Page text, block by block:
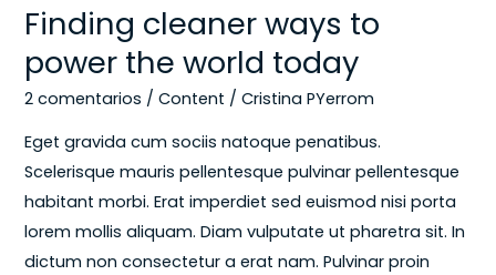
Finding cleaner ways to
power the world today
2 comentarios /Content /Cristina PYerrom
Eget gravida cum sociis natoque penatibus.
Scelerisque mauris pellentesque pulvinar pellentesque
habitant morbi. Erat imperdiet sed euismod nisi porta
lorem mollis aliquam. Diam vulputate ut pharetra sit. In
dictum non consectetur a erat nam. Pulvinar proin